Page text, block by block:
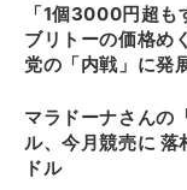
「1個3000円超も
ブリトーの価格め
党の「内戦」に発
マラドーナさんの
ル、今月競売に 落
ドル